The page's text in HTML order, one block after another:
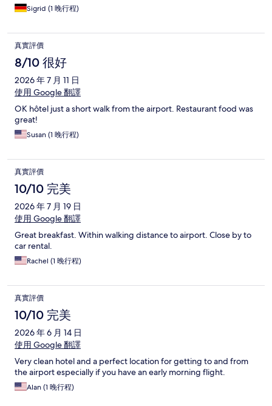
Sigrid (1 晚行程)
真實評價
8/10 很好
2026 年 7 月 11 日
使用 Google 翻譯
OK hôtel just a short walk from the airport. Restaurant food was
great!
Susan (1 晚行程)
真實評價
10/10 完美
2026 年 7 月 19 日
使用 Google 翻譯
Great breakfast. Within walking distance to airport. Close by to
car rental.
Rachel (1 晚行程)
真實評價
10/10 完美
2026 年 6 月 14 日
使用 Google 翻譯
Very clean hotel and a perfect location for getting to and from
the airport especially if you have an early morning flight.
Alan (1 晚行程)